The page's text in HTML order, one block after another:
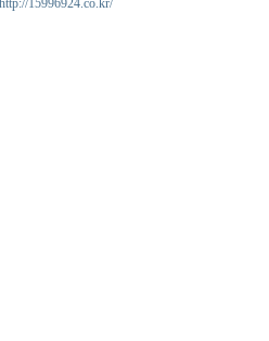
http://15996924.co.kr/